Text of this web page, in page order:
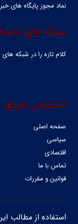
نماد مجوز پایگاه های
شبکه های
کلام تازه را در شبکه
دسترسی سریع
صفحه اصلی
سیاسی
اقتصادی
تماس با ما
قوانین و مقررات
استفاده از مطالب